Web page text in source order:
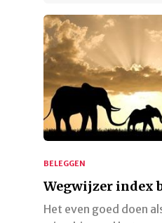
BELEGGEN
Wegwijzer index
Het even goed doen